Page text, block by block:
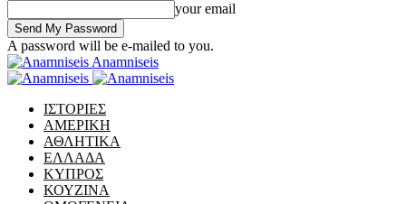
your email
A password will be e-mailed to you.
Anamniseis
ΙΣΤΟΡΙΕΣ
ΑΜΕΡΙΚΗ
ΑΘΛΗΤΙΚΑ
ΕΛΛΑΔΑ
ΚΥΠΡΟΣ
ΚΟΥΖΙΝΑ